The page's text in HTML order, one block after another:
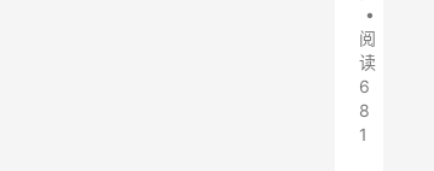
•
阅
读
6
8
1